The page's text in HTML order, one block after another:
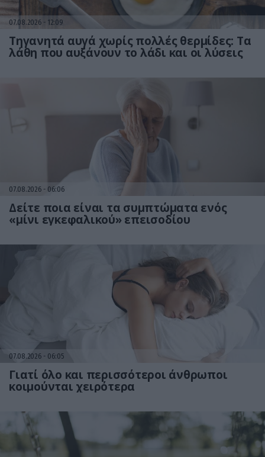
07.08.2026 12:09
Τηγανητά αυγά χωρίς πολλές θερμίδες: Τα
λάθη που αυξάνουν το λάδι και οι λύσεις
07.08.2026 06:06
Δείτε ποια είναι τα συμπτώματα ενός
«μίνι εγκεφαλικού» επεισοδίου
07.08.2026 06:05
Γιατί όλο και περισσότεροι άνθρωποι
κοιμούνται χειρότερα